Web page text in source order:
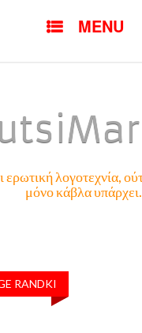
MENU
ερωτική λογοτεχνία,
μόνο κάβλα
RANDKI